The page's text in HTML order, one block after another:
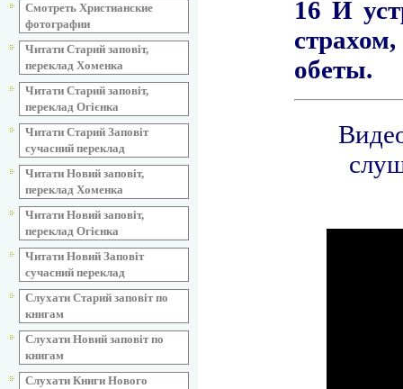
Смотреть Христианские
фотографии
Читати Старий заповіт,
переклад Хоменка
Читати Старий заповіт,
переклад Огієнка
Читати Старий Заповіт
сучасний переклад
Читати Новий заповіт,
переклад Хоменка
Читати Новий заповіт,
переклад Огієнка
Читати Новий Заповіт
сучасний переклад
Слухати Старий заповіт по
книгам
Слухати Новий заповіт по
книгам
Слухати Книги Нового